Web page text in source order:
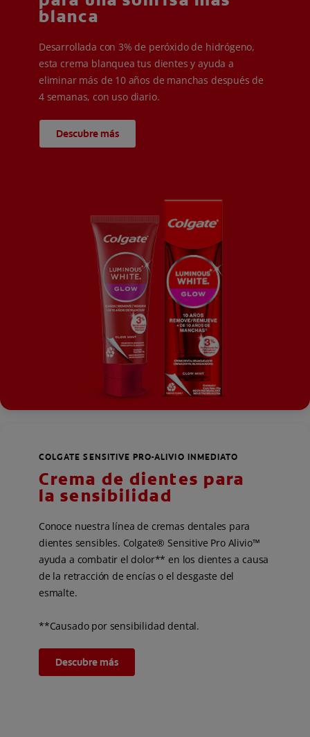
blanca
Desarrollada con 3% de peróxido de hidrógeno,
esta crema blanquea tus dientes y ayuda a
eliminar más de 10 años de manchas después de
4 semanas, con uso diario.
Descubre más
COLGATE SENSITIVE PRO-ALIVIO INMEDIATO
Crema de dientes para
la sensibilidad
Conoce nuestra línea de cremas dentales para
dientes sensibles. Colgate® Sensitive Pro Alivio™
ayuda a combatir el dolor** en los dientes a causa
de la retracción de encías o el desgaste del
esmalte.
**Causado por sensibilidad dental.
Descubre más